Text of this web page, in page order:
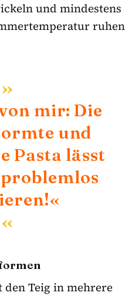
und mindestens
ruhen
mir: Die
und
Pasta lässt
den Teig in mehrere